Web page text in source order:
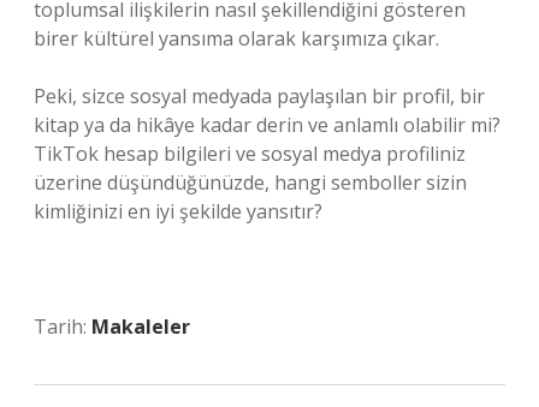
toplumsal ilişkilerin nasıl şekillendiğini gösteren
birer kültürel yansıma olarak karşımıza çıkar.
Peki, sizce sosyal medyada paylaşılan bir profil, bir
kitap ya da hikâye kadar derin ve anlamlı olabilir mi?
TikTok hesap bilgileri ve sosyal medya profiliniz
üzerine düşündüğünüzde, hangi semboller sizin
kimliğinizi en iyi şekilde yansıtır?
Tarih: Makaleler